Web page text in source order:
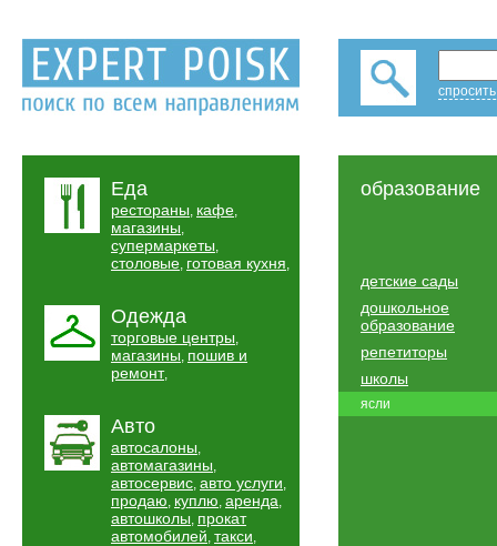
Еда
рестораны, кафе,
магазины,
супермаркеты,
столовые, готовая кухня,
Одежда
торговые центры,
магазины, пошив и
ремонт,
Авто
автосалоны,
автомагазины,
автосервис, авто услуги,
продаю, куплю, аренда,
автошколы, прокат
автомобилей, такси,
образование
детские сады
дошкольное
образование
репетиторы
школы
ясли